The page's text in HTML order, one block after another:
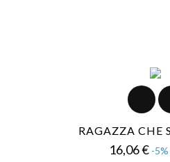
RAGAZZA CHE
16,06 € -5%